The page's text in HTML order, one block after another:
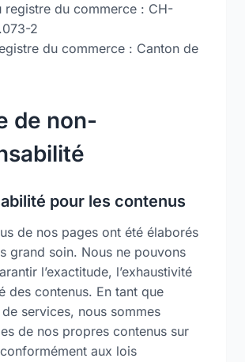
registre du commerce : CH-
2
du commerce : Canton de
de non-
pour les contenus
de nos pages ont été élaborés
grand soin. Nous ne pouvons
l’exactitude, l’exhaustivité
des contenus. En tant que
services, nous sommes
de nos propres contenus sur
aux lois